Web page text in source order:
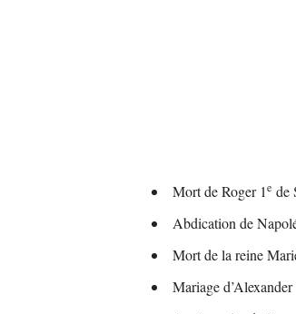
Mort de Roger 1e de
Abdication de
Mort de la reine
Mariage